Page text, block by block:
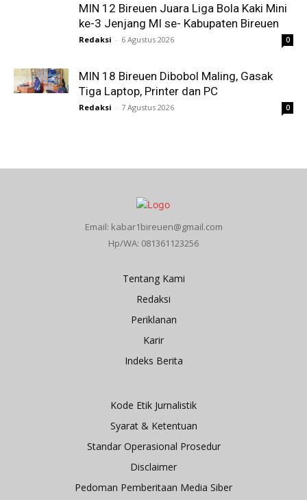
MIN 12 Bireuen Juara Liga Bola Kaki Mini
ke-3 Jenjang MI se- Kabupaten Bireuen
Redaksi - 6 Agustus 2026 0
MIN 18 Bireuen Dibobol Maling, Gasak
Tiga Laptop, Printer dan PC
Redaksi - 7 Agustus 2026 0
Email: kabar1bireuen@gmail.com
Hp/WA: 081361123256
Tentang Kami
Redaksi
Periklanan
Karir
Indeks Berita
Kode Etik Jurnalistik
Syarat & Ketentuan
Standar Operasional Prosedur
Disclaimer
Pedoman Pemberitaan Media Siber